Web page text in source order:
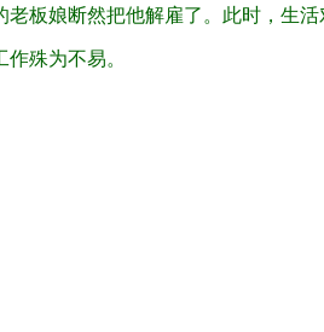
老板娘断然把他解雇了。此时，生
殊为不易。